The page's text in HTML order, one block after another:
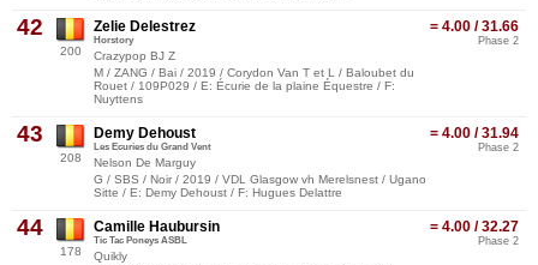
42
200
= 4.00 / 31.66
Phase 2
Zelie Delestrez
Horstory
Crazypop BJ Z
M / ZANG / Bai / 2019 / Corydon Van T et L / Baloubet du
Rouet / 109P029 / E: Écurie de la plaine Équestre / F:
Nuyttens
43
208
= 4.00 / 31.94
Phase 2
Demy Dehoust
Les Ecuries du Grand Vent
Nelson De Marguy
G / SBS / Noir / 2019 / VDL Glasgow vh Merelsnest / Ugano
Sitte / E: Demy Dehoust / F: Hugues Delattre
44
178
= 4.00 / 32.27
Phase 2
Camille Haubursin
Tic Tac Poneys ASBL
Quikly